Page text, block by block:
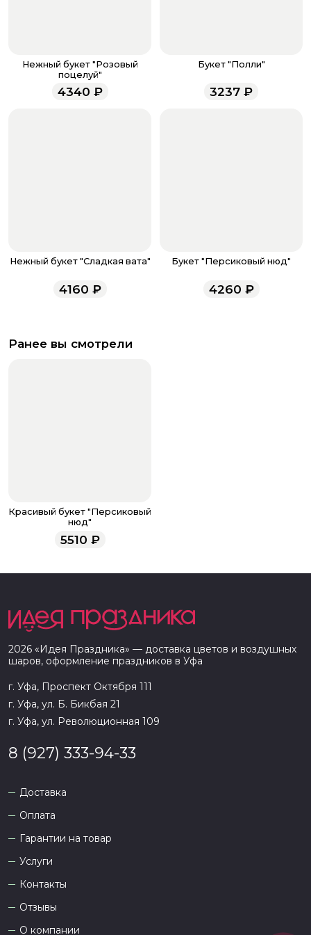
звоните по номеру телефона
8 (927) 936-71-86
напишите WhatsApp
+7 937 333-66-53
менеджеры работают ежедневно с 9.00 до 23.00 и
всегда рады проконсультировать вас.
Нежный букет "Розовый
поцелуй"
4340 ₽
Букет "Полли"
3237 ₽
Нежный букет "Сладкая вата"
4160 ₽
Букет "Персиковый нюд"
4260 ₽
Ранее вы смотрели
Красивый букет "Персиковый
нюд"
5510 ₽
2026 «Идея Праздника» — доставка цветов и воздушных
шаров, оформление праздников в Уфа
г. Уфа, Проспект Октября 111
г. Уфа, ул. Б. Бикбая 21
г. Уфа, ул. Революционная 109
8 (927) 333-94-33
Доставка
Оплата
Гарантии на товар
Услуги
Контакты
Отзывы
О компании